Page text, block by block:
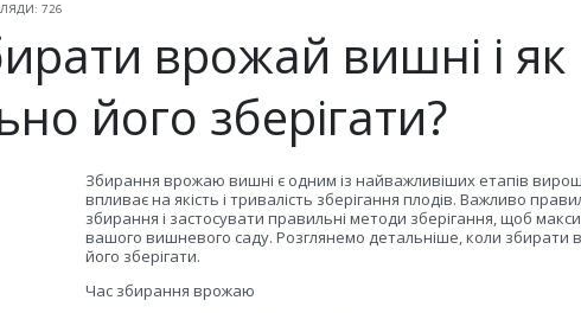
726
врожай вишні і як
його зберігати?
Збирання врожаю вишні є одним із найважливіших етапів
впливає на якість і тривалість зберігання плодів. Важливо
збирання і застосувати правильні методи зберігання, щоб
вашого вишневого саду. Розглянемо детальніше, коли збирати
його зберігати.
Час збирання врожаю